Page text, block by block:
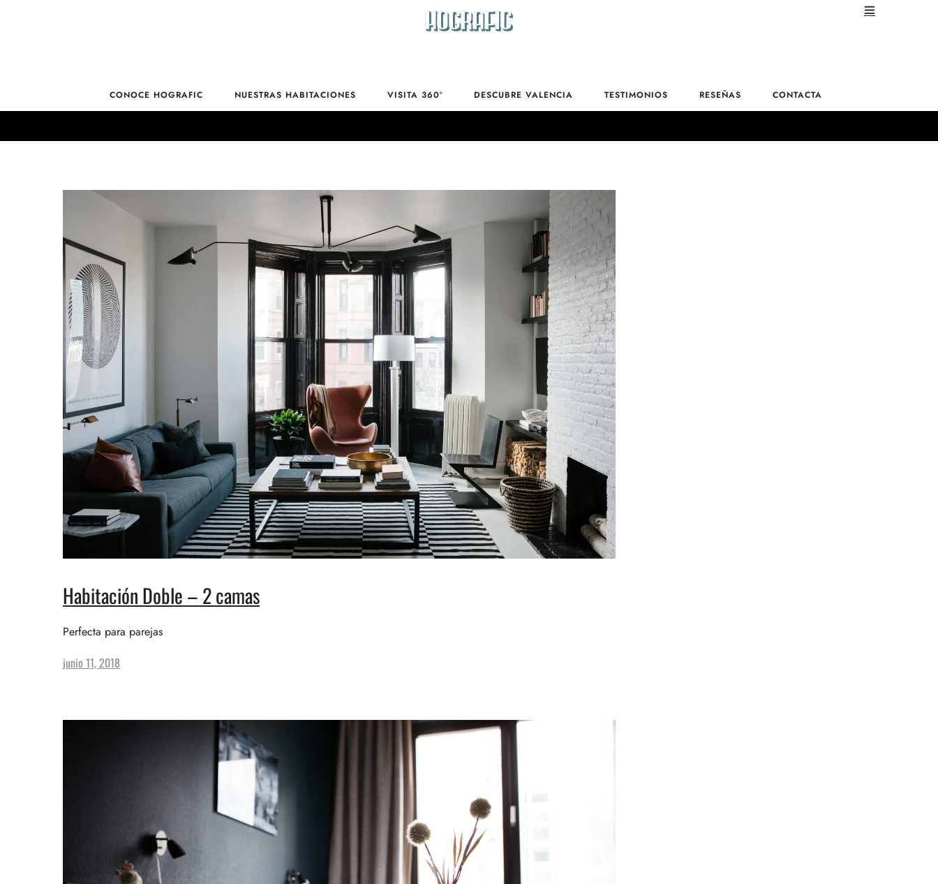
CONOCE HOGRAFIC NUESTRAS HABITACIONES VISITA 360º DESCUBRE VALENCIA TESTIMONIOS RESEÑAS CONTACTA
Habitación Doble – 2 camas
Perfecta para parejas
junio 11, 2018